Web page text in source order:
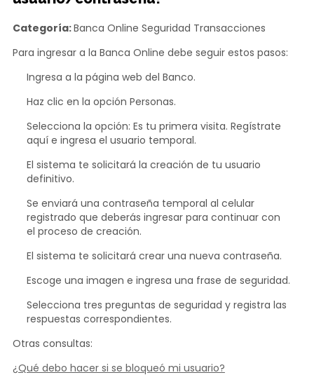
Categoría:Banca Online Seguridad Transacciones
Para ingresar a la Banca Online debe seguir estos pasos:
Ingresa a la página web del Banco.
Haz clic en la opción Personas.
Selecciona la opción: Es tu primera visita. Regístrate
aquí e ingresa el usuario temporal.
El sistema te solicitará la creación de tu usuario
definitivo.
Se enviará una contraseña temporal al celular
registrado que deberás ingresar para continuar con
el proceso de creación.
El sistema te solicitará crear una nueva contraseña.
Escoge una imagen e ingresa una frase de seguridad.
Selecciona tres preguntas de seguridad y registra las
respuestas correspondientes.
Otras consultas:
¿Qué debo hacer si se bloqueó mi usuario?